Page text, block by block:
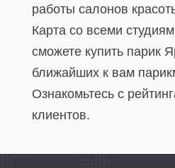
работы салонов
Карта со всеми
сможете купить парик
ближайших к вам
Ознакомьтесь с
клиентов.